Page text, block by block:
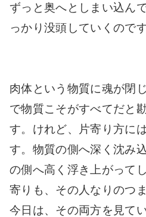
ずっと奥へとしまい込ん
っかり没頭していくのです
肉体という物質に魂が閉
で物質こそがすべてだと
す。けれど、片寄り方に
す。物質の側へ深く沈み
の側へ高く浮き上がって
寄りも、その人なりのつ
今日は、その両方を見て